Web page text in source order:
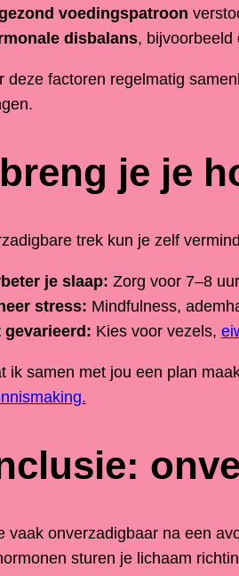
voedingspatroon
disbalans, bijvoorbeeld
deze factoren regelmatig
je je
trek kun je zelf
je slaap: Zorg voor 7–8
stress: Mindfulness,
gevarieerd: Kies voor vezels,
ik samen met jou een plan
vaak onverzadigbaar na een
sturen je lichaam